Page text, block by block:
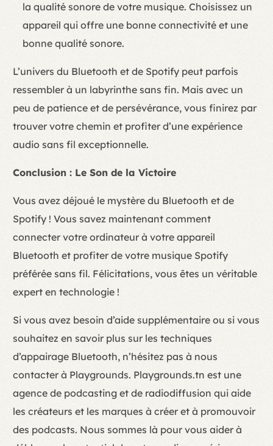
la qualité sonore de votre musique. Choisissez un
appareil qui offre une bonne connectivité et une
bonne qualité sonore.
L’univers du Bluetooth et de Spotify peut parfois
ressembler à un labyrinthe sans fin. Mais avec un
peu de patience et de persévérance, vous finirez par
trouver votre chemin et profiter d’une expérience
audio sans fil exceptionnelle.
Conclusion : Le Son de la Victoire
Vous avez déjoué le mystère du Bluetooth et de
Spotify ! Vous savez maintenant comment
connecter votre ordinateur à votre appareil
Bluetooth et profiter de votre musique Spotify
préférée sans fil. Félicitations, vous êtes un véritable
expert en technologie !
Si vous avez besoin d’aide supplémentaire ou si vous
souhaitez en savoir plus sur les techniques
d’appairage Bluetooth, n’hésitez pas à nous
contacter à Playgrounds. Playgrounds.tn est une
agence de podcasting et de radiodiffusion qui aide
les créateurs et les marques à créer et à promouvoir
des podcasts. Nous sommes là pour vous aider à